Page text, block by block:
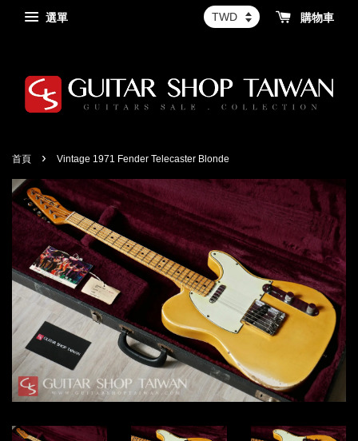
選單 購物車
首頁 › Vintage 1971 Fender Telecaster Blonde